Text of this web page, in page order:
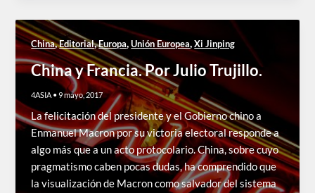
China,Editorial,Europa,Unión Europea,Xi Jinping
China y Francia. Por Julio Trujillo.
4ASIA •9 mayo, 2017
La felicitación del presidente y el Gobierno chino a
Enmanuel Macron por su victoria electoral responde a
algo más que a un acto protocolario. China, sobre cuyo
pragmatismo caben pocas dudas, ha comprendido que
la visualización de Macron como salvador del sistema